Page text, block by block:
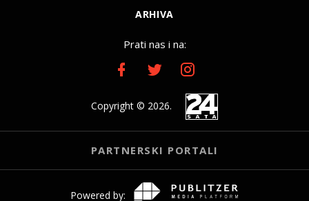
ARHIVA
Prati nas i na:
Copyright © 2026.
PARTNERSKI PORTALI
Powered by: